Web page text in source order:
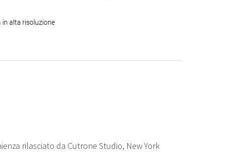
in alta risoluzione
rilasciato da Cutrone Studio, New York